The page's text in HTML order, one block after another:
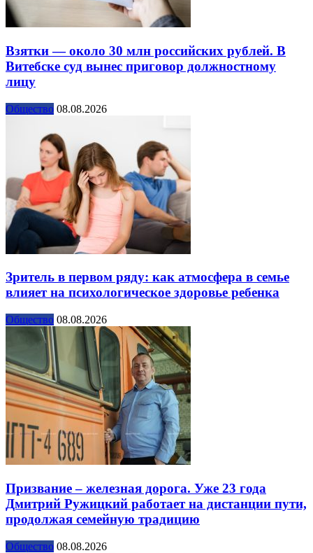
Взятки — около 30 млн российских рублей. В
Витебске суд вынес приговор должностному
лицу
Общество 08.08.2026
Зритель в первом ряду: как атмосфера в семье
влияет на психологическое здоровье ребенка
Общество 08.08.2026
Призвание – железная дорога. Уже 23 года
Дмитрий Ружицкий работает на дистанции пути,
продолжая семейную традицию
Общество 08.08.2026